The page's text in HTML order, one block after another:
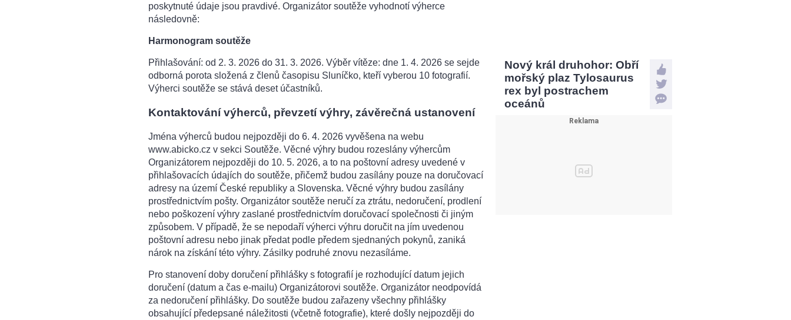
poskytnuté údaje jsou pravdivé. Organizátor soutěže vyhodnotí výherce
následovně:
Harmonogram soutěže
Přihlašování: od 2. 3. 2026 do 31. 3. 2026. Výběr vítěze: dne 1. 4. 2026 se sejde
odborná porota složená z členů časopisu Sluníčko, kteří vyberou 10 fotografií.
Výherci soutěže se stává deset účastníků.
Kontaktování výherců, převzetí výhry, závěrečná ustanovení
Jména výherců budou nejpozději do 6. 4. 2026 vyvěšena na webu
www.abicko.cz v sekci Soutěže. Věcné výhry budou rozeslány výhercům
Organizátorem nejpozději do 10. 5. 2026, a to na poštovní adresy uvedené v
přihlašovacích údajích do soutěže, přičemž budou zasílány pouze na doručovací
adresy na území České republiky a Slovenska. Věcné výhry budou zasílány
prostřednictvím pošty. Organizátor soutěže neručí za ztrátu, nedoručení, prodlení
nebo poškození výhry zaslané prostřednictvím doručovací společnosti či jiným
způsobem. V případě, že se nepodaří výherci výhru doručit na jím uvedenou
poštovní adresu nebo jinak předat podle předem sjednaných pokynů, zaniká
nárok na získání této výhry. Zásilky podruhé znovu nezasíláme.
Pro stanovení doby doručení přihlášky s fotografií je rozhodující datum jejich
doručení (datum a čas e-mailu) Organizátorovi soutěže. Organizátor neodpovídá
za nedoručení přihlášky. Do soutěže budou zařazeny všechny přihlášky
obsahující předepsané náležitosti (včetně fotografie), které došly nejpozději do
Nový král druhohor: Obří
mořský plaz Tylosaurus
rex byl postrachem
oceánů